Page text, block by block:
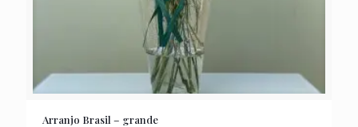
Arranjo Brasil – grande